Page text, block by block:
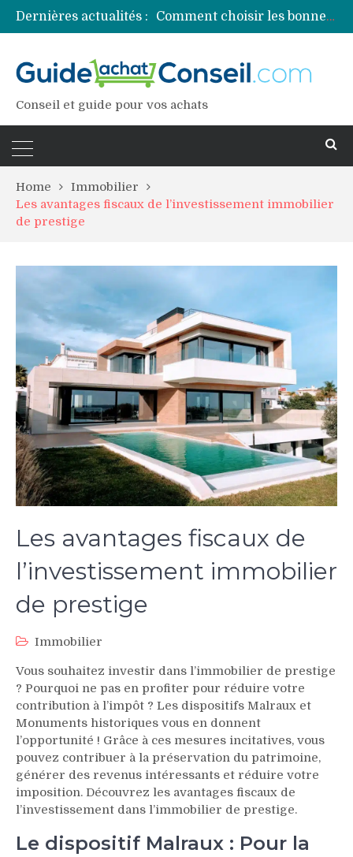
Dernières actualités :
Comment choisir les bonnes couleurs pour un projet tie and dye ?
Comment préparer sa piscine pour une période prolongée d’inutilisation ?
Conseil et guide pour vos achats
Home
Immobilier
Les avantages fiscaux de l’investissement immobilier
de prestige
Les avantages fiscaux de
l’investissement immobilier
de prestige
Immobilier
Vous souhaitez investir dans l’immobilier de prestige
? Pourquoi ne pas en profiter pour réduire votre
contribution à l’impôt ? Les dispositifs Malraux et
Monuments historiques vous en donnent
l’opportunité ! Grâce à ces mesures incitatives, vous
pouvez contribuer à la préservation du patrimoine,
générer des revenus intéressants et réduire votre
imposition. Découvrez les avantages fiscaux de
l’investissement dans l’immobilier de prestige.
Le dispositif Malraux : Pour la